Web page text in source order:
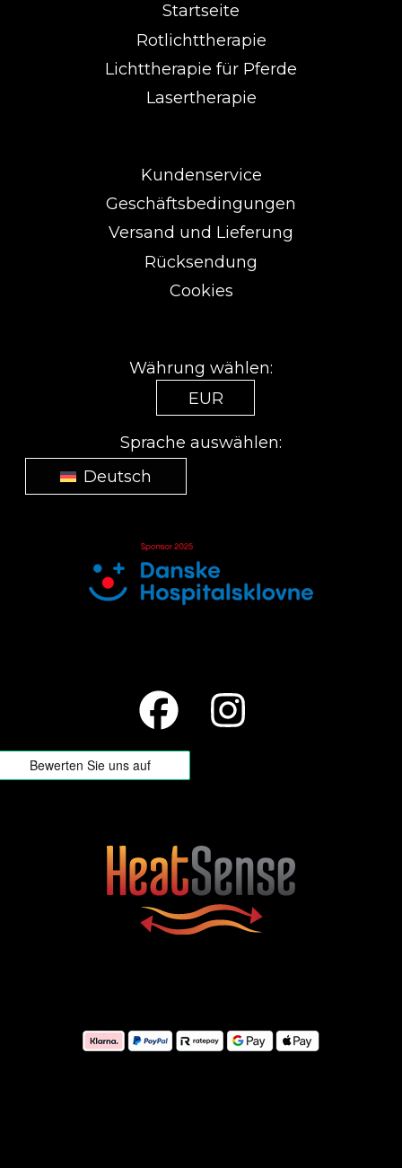
Startseite
Rotlichttherapie
Lichttherapie für Pferde
Lasertherapie
Kundenservice
Geschäftsbedingungen
Versand und Lieferung
Rücksendung
Cookies
Währung wählen:
EUR
Sprache auswählen:
Deutsch